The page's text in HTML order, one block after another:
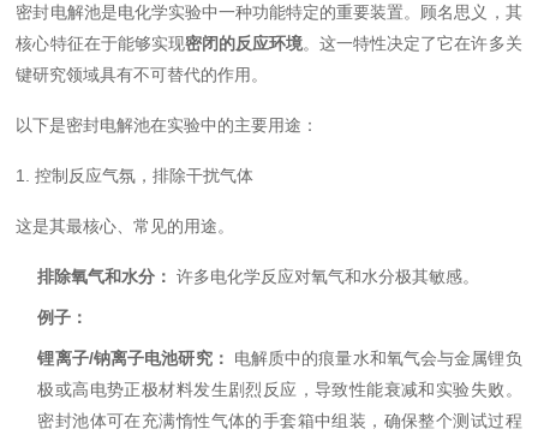
密封电解池是电化学实验中一种功能特定的重要装置。顾名思义，其
核心特征在于能够实现密闭的反应环境。这一特性决定了它在许多关
键研究领域具有不可替代的作用。
以下是密封电解池在实验中的主要用途：
1. 控制反应气氛，排除干扰气体
这是其最核心、常见的用途。
排除氧气和水分： 许多电化学反应对氧气和水分极其敏感。
例子：
锂离子/钠离子电池研究：
电解质中的痕量水和氧气会与金属锂负
极或高电势正极材料发生剧烈反应，导致性能衰减和实验失败。
密封池体可在充满惰性气体的手套箱中组装，确保整个测试过程